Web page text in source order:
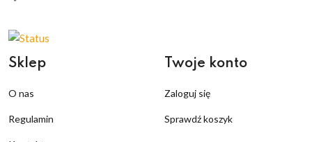
Sklep
O nas
Regulamin
Twoje konto
Zaloguj się
Sprawdź koszyk